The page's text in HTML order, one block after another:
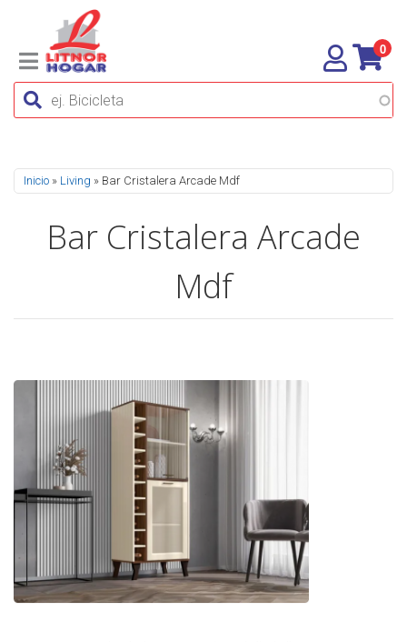
0
Se encuentra usted aquí
Inicio » Living » Bar Cristalera Arcade Mdf
Bar Cristalera Arcade
Mdf